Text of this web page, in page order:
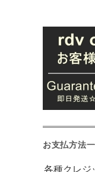
お支払方法
各種クレジ